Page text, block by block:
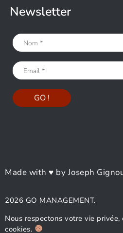
Newsletter
Made with ♥ by Joseph
2026 GO MANAGEMENT.
Nous respectons votre vie privée,
cookies.